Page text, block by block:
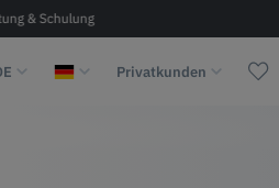
& Schulung
Privatkunden